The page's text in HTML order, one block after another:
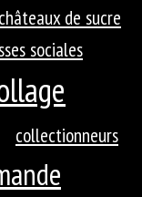
châteaux de sucre
sociales
collectionneurs